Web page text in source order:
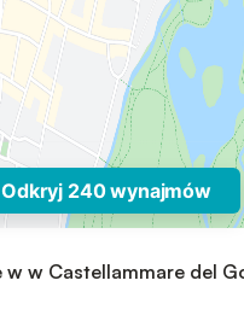
Odkryj 240 wynajmów
w w Castellammare del